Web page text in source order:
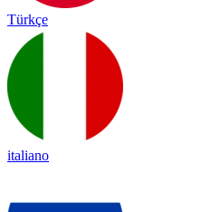
Türkçe
italiano